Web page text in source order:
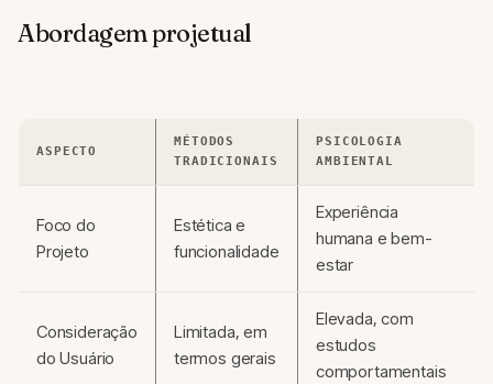
Abordagem projetual
ASPECTO
MÉTODOS
TRADICIONAIS
PSICOLOGIA
AMBIENTAL
Foco do
Projeto
Estética e
funcionalidade
Experiência
humana e bem-
estar
Consideração
do Usuário
Limitada, em
termos gerais
Elevada, com
estudos
comportamentais